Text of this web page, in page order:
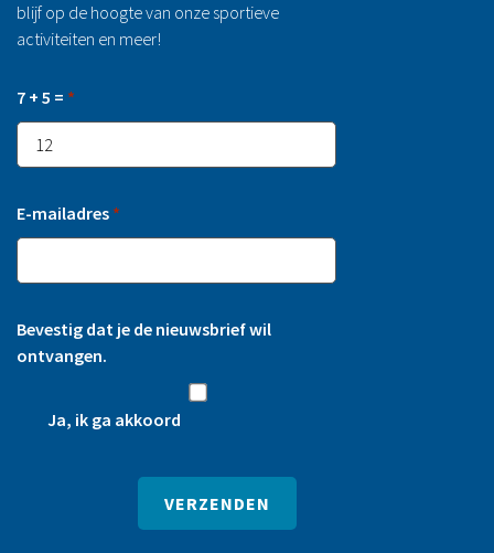
blijf op de hoogte van onze sportieve
activiteiten en meer!
7 + 5 = *
E-mailadres *
Bevestig dat je de nieuwsbrief wil
ontvangen.
Ja, ik ga akkoord